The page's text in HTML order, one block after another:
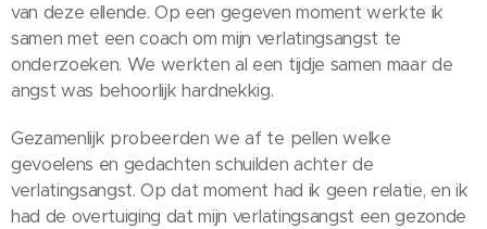
van deze ellende. Op een gegeven moment werkte ik
samen met een coach om mijn verlatingsangst te
onderzoeken. We werkten al een tijdje samen maar de
angst was behoorlijk hardnekkig.
Gezamenlijk probeerden we af te pellen welke
gevoelens en gedachten schuilden achter de
verlatingsangst. Op dat moment had ik geen relatie, en ik
had de overtuiging dat mijn verlatingsangst een gezonde